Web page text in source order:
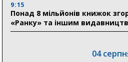
9:15
Понад 8 мільйонів книжок
«Ранку» та іншим
04